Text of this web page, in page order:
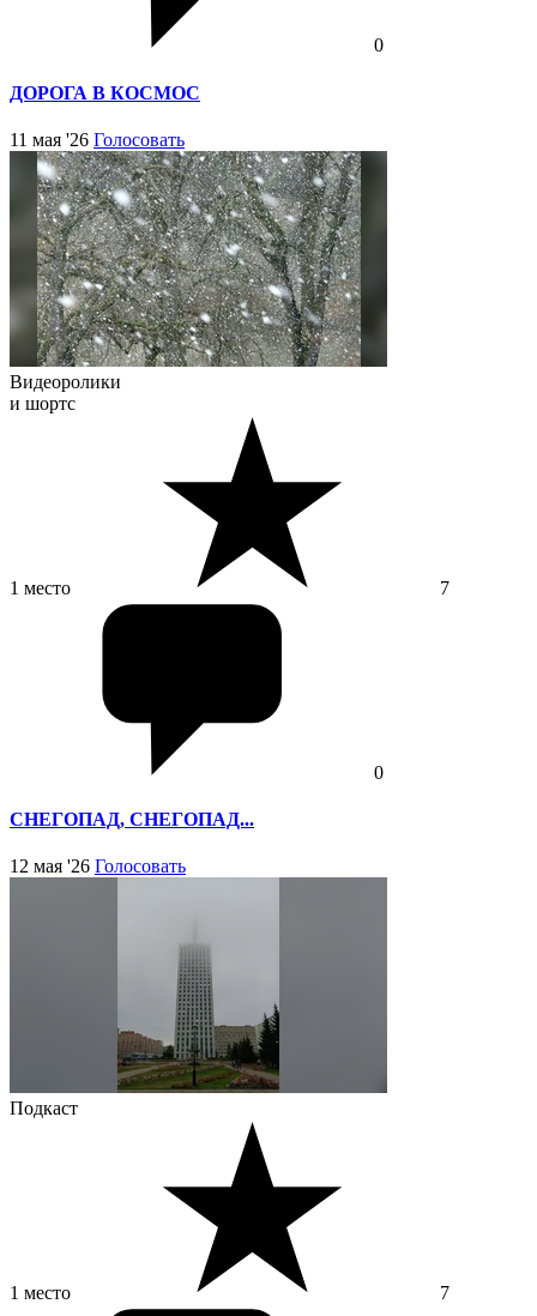
0
ДОРОГА В КОСМОС
11 мая '26 Голосовать
Видеоролики
и шортс
1 место 7
0
СНЕГОПАД, СНЕГОПАД...
12 мая '26 Голосовать
Подкаст
1 место 7